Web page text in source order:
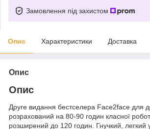
Замовлення під захистом
Опис Характеристики Доставка
Опис
Опис
Друге видання бестселера Face2face для
розрахований на 80-90 годин класної
розширений до 120 годин. Гнучкий, легкий